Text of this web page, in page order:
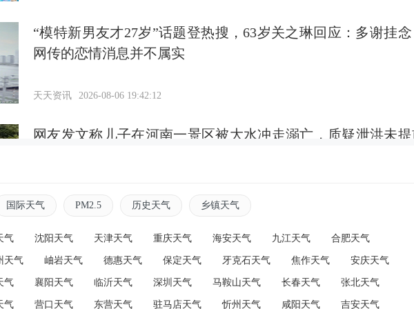
“模特新男友才27岁”话题登热搜，63岁关之琳回应：多谢挂
网传的恋情消息并不属实
天天资讯 2026-08-06 19:42:12
网友发文称儿子在河南一景区被大水冲走溺亡，质疑泄洪未
2026-08-06 19:38:47
倔老头二十七载三“疯”事
天天资讯 2026-08-06 19:32:05
国际天气 PM2.5 历史天气 乡镇天气
气 沈阳天气 天津天气 重庆天气 海安天气 九江天气 合肥天气
天气 岫岩天气 德惠天气 保定天气 牙克石天气 焦作天气 安庆天气
气 襄阳天气 临沂天气 深圳天气 马鞍山天气 长春天气 张北天气
气 营口天气 东营天气 驻马店天气 忻州天气 咸阳天气 吉安天气